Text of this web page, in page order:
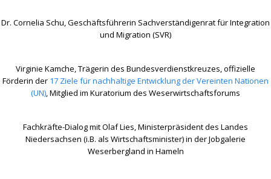
Dr. Cornelia Schu, Geschäftsführerin Sachverständigenrat für Integration
und Migration (SVR)
Virginie Kamche, Trägerin des Bundesverdienstkreuzes, offizielle
Förderin der 17 Ziele für nachhaltige Entwicklung der Vereinten Nationen
(UN), Mitglied im Kuratorium des Weserwirtschaftsforums
Fachkräfte-Dialog mit Olaf Lies, Ministerpräsident des Landes
Niedersachsen (i.B. als Wirtschaftsminister) in der Jobgalerie
Weserbergland in Hameln